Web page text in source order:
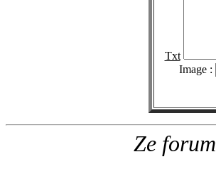
Txt
Image :
Ze forum